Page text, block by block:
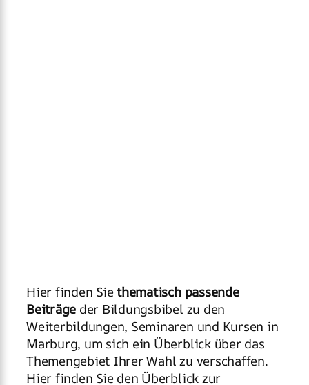
Hier finden Siethematisch passende
Beiträge der Bildungsbibel zu den
Weiterbildungen, Seminaren und Kursen in
Marburg, um sich ein Überblick über das
Themengebiet Ihrer Wahl zu verschaffen.
Hier finden Sie den Überblick zur